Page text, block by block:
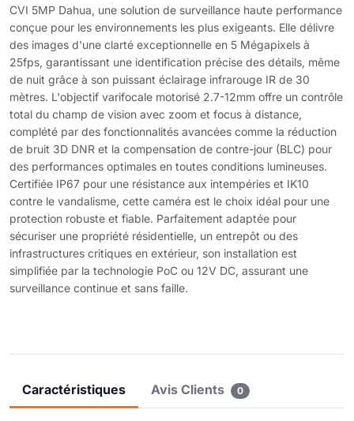
CVI 5MP Dahua, une solution de surveillance haute performance
conçue pour les environnements les plus exigeants. Elle délivre
des images d'une clarté exceptionnelle en 5 Mégapixels à
25fps, garantissant une identification précise des détails, même
de nuit grâce à son puissant éclairage infrarouge IR de 30
mètres. L'objectif varifocale motorisé 2.7-12mm offre un contrôle
total du champ de vision avec zoom et focus à distance,
complété par des fonctionnalités avancées comme la réduction
de bruit 3D DNR et la compensation de contre-jour (BLC) pour
des performances optimales en toutes conditions lumineuses.
Certifiée IP67 pour une résistance aux intempéries et IK10
contre le vandalisme, cette caméra est le choix idéal pour une
protection robuste et fiable. Parfaitement adaptée pour
sécuriser une propriété résidentielle, un entrepôt ou des
infrastructures critiques en extérieur, son installation est
simplifiée par la technologie PoC ou 12V DC, assurant une
surveillance continue et sans faille.
Caractéristiques Avis Clients 0